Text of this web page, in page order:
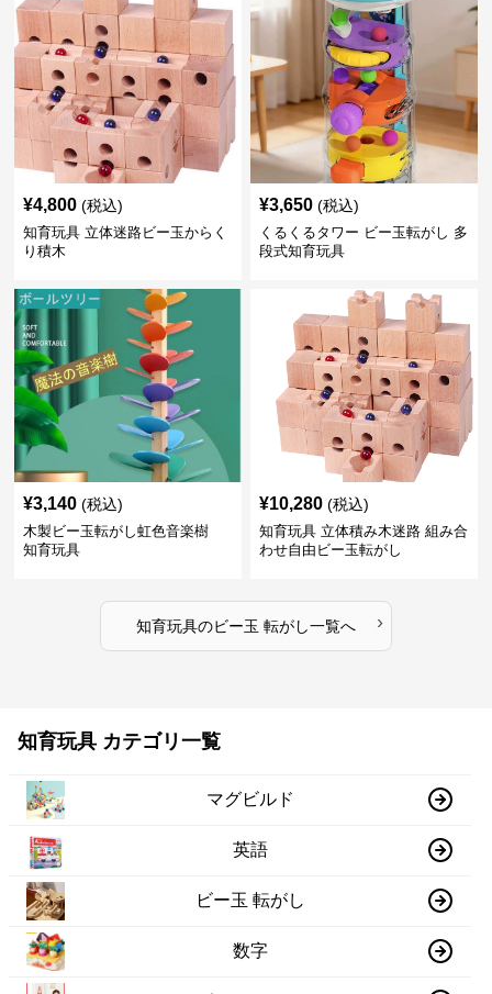
¥4,800 (税込)
知育玩具 立体迷路ビー玉からく
り積木
¥3,650 (税込)
くるくるタワー ビー玉転がし 多
段式知育玩具
¥3,140 (税込)
木製ビー玉転がし虹色音楽樹
知育玩具
¥10,280 (税込)
知育玩具 立体積み木迷路 組み合
わせ自由ビー玉転がし
知育玩具のビー玉 転がし一覧へ ›
知育玩具 カテゴリ一覧
マグビルド
英語
ビー玉 転がし
数字